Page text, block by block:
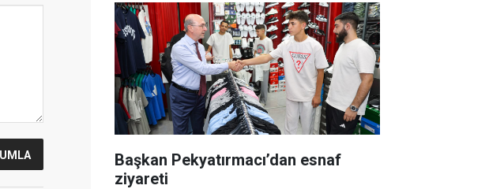
Başkan Pekyatırmacı’dan esnaf
ziyareti